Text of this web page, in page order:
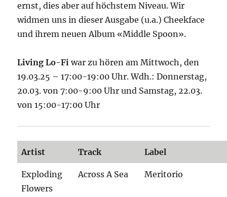
ernst, dies aber auf höchstem Niveau. Wir
widmen uns in dieser Ausgabe (u.a.) Cheekface
und ihrem neuen Album «Middle Spoon».
Living Lo-Fiwar zu hören am Mittwoch, den
19.03.25 – 17:00-19:00 Uhr. Wdh.: Donnerstag,
20.03. von 7:00-9:00 Uhr und Samstag, 22.03.
von 15:00-17:00 Uhr
Artist Track Label
Exploding
Flowers
Across A Sea Meritorio